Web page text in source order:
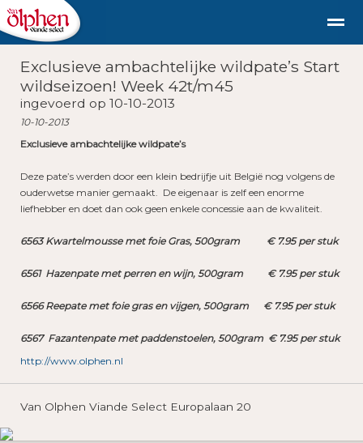
Geschiedenis duurzaam diervriendelijk vlees uit de
Exclusieve ambachtelijke wildpate’s Start
wildseizoen! Week 42t/m45
ingevoerd op 10-10-2013
10-10-2013
Exclusieve ambachtelijke wildpate’s
Deze pate’s werden door een klein bedrijfje uit België nog volgens de
ouderwetse manier gemaakt. De eigenaar is zelf een enorme
liefhebber en doet dan ook geen enkele concessie aan de kwaliteit.
6563 Kwartelmousse met foie Gras, 500gram € 7.95 per stuk
6561 Hazenpate met perren en wijn, 500gram € 7.95 per stuk
6566 Reepate met foie gras en vijgen, 500gram € 7.95 per stuk
6567 Fazantenpate met paddenstoelen, 500gram € 7.95 per stuk
http://www.olphen.nl
Van Olphen Viande Select Europalaan 20